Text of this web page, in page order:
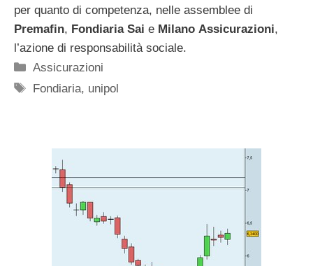
per quanto di competenza, nelle assemblee di
Premafin, Fondiaria Sai e Milano Assicurazioni,
l’azione di responsabilità sociale.
Categorie
Assicurazioni
Tag
Fondiaria, unipol